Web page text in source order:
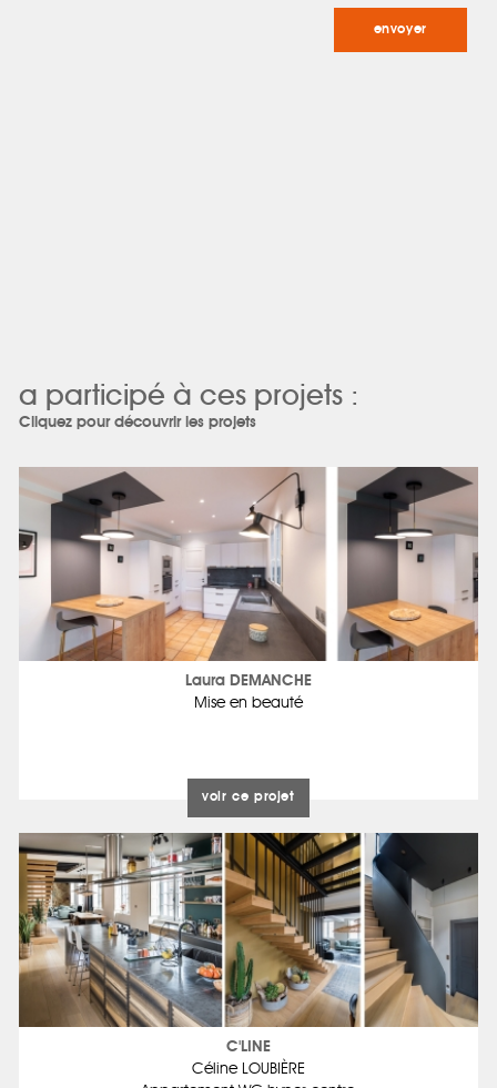
a participé à ces projets :
Cliquez pour découvrir les projets
Laura DEMANCHE
Mise en beauté
voir ce projet
C'LINE
Céline LOUBIÈRE